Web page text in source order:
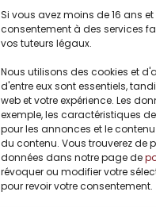
Si vous avez moins de 16 ans
consentement à des services
vos tuteurs légaux.
Nous utilisons des cookies et
d'entre eux sont essentiels,
web et votre expérience. Les
exemple, les caractéristiques
pour les annonces et le
du contenu. Vous trouverez de
données dans notre page de
révoquer ou modifier votre
pour revoir votre consentement.